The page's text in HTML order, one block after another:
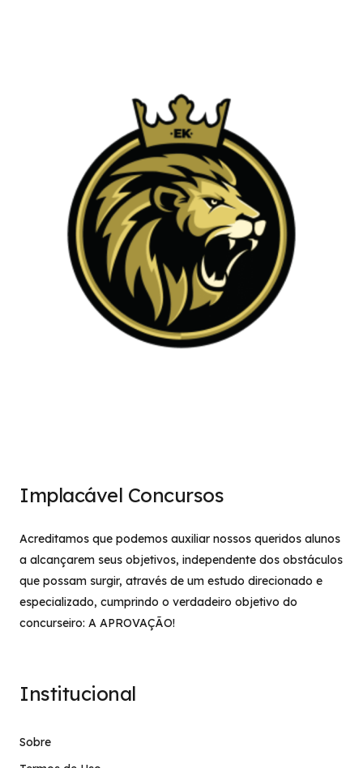
Implacável Concursos
Acreditamos que podemos auxiliar nossos queridos alunos
a alcançarem seus objetivos, independente dos obstáculos
que possam surgir, através de um estudo direcionado e
especializado, cumprindo o verdadeiro objetivo do
concurseiro: A APROVAÇÃO!
Institucional
Sobre